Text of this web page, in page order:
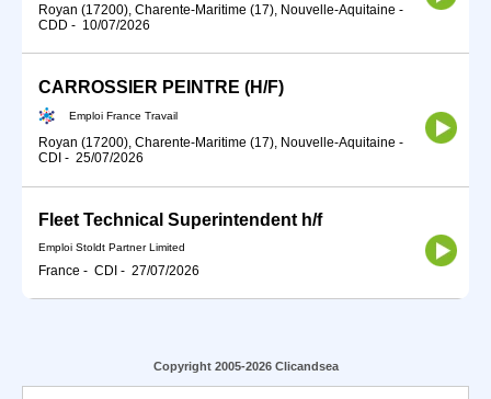
Royan (17200), Charente-Maritime (17), Nouvelle-Aquitaine -
CDD - 10/07/2026
CARROSSIER PEINTRE (H/F)
Emploi France Travail
Royan (17200), Charente-Maritime (17), Nouvelle-Aquitaine -
CDI - 25/07/2026
Fleet Technical Superintendent h/f
Emploi Stoldt Partner Limited
France - CDI - 27/07/2026
Copyright 2005-2026 Clicandsea